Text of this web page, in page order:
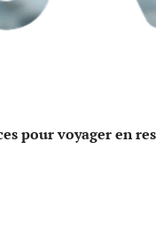
pour voyager en